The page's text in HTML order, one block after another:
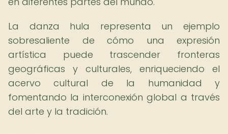
La danza hula representa un ejemplo
sobresaliente de cómo una expresión
artística puede trascender fronteras
geográficas y culturales, enriqueciendo el
acervo cultural de la humanidad y
fomentando la interconexión global a través
del arte y la tradición.